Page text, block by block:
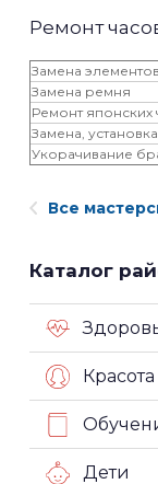
Ремонт
Замена
Замена ремня
Ремонт японских
Замена,
Укорачивание
Все
Каталог
Красота
Дети